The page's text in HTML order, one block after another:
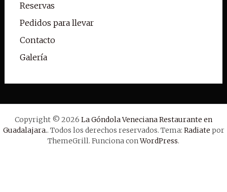
Reservas
Pedidos para llevar
Contacto
Galería
Copyright © 2026 La Góndola Veneciana Restaurante en
Guadalajara.. Todos los derechos reservados. Tema: Radiate por
ThemeGrill. Funciona conWordPress.